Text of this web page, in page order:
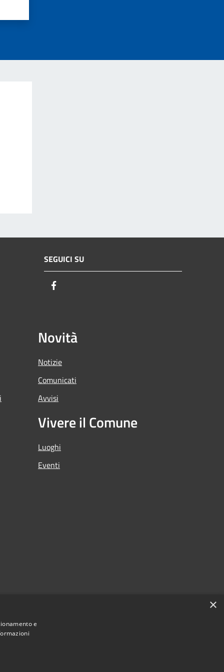
SEGUICI SU
Novità
Notizie
Comunicati
Avvisi
Vivere il Comune
Luoghi
Eventi
×
e